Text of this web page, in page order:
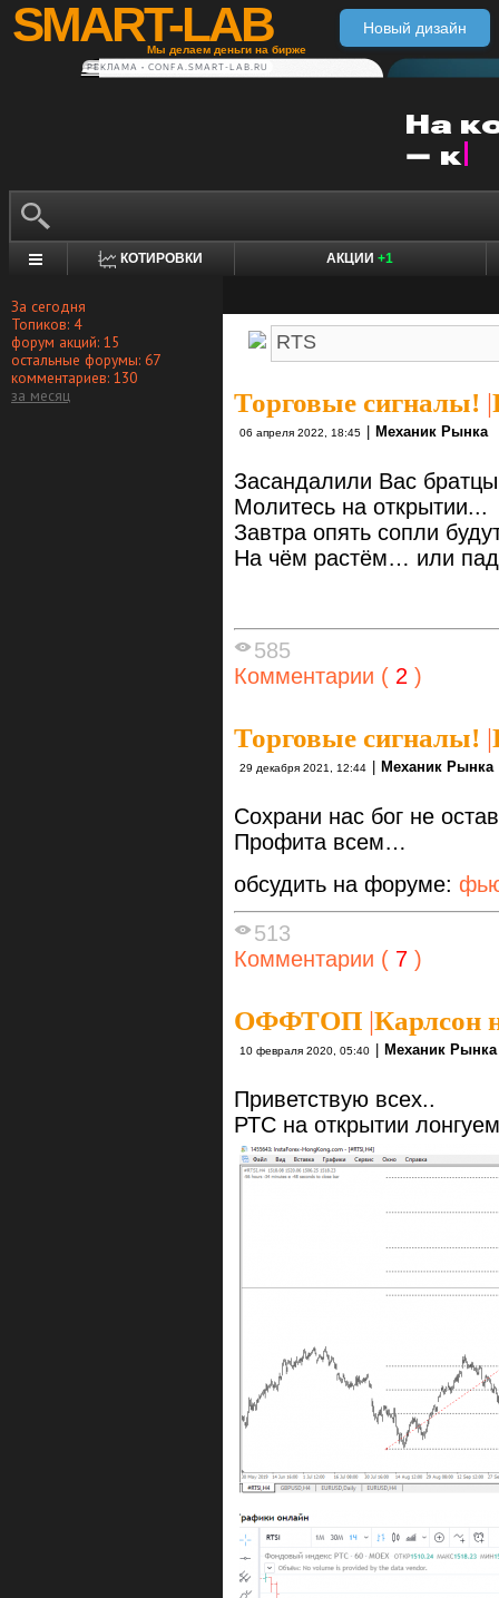
SMART-LAB
Мы делаем деньги на бирже
Новый дизайн
РЕКЛАМА • CONFA.SMART-LAB.RU
КОТИРОВКИ АКЦИИ +1
За сегодня
Топиков: 4
форум акций: 15
остальные форумы: 67
комментариев: 130
за месяц
Торговые сигналы! |
06 апреля 2022, 18:45 Механик Рынка
Засандалили Вас
Молитесь на открытии...
Завтра опять сопли
На чём растём… или
585
Комментарии ( 2 )
Торговые сигналы! |
29 декабря 2021, 12:44 | Механик Рынка
Сохрани нас бог не
Профита всем…
обсудить на форуме:
513
Комментарии ( 7 )
ОФФТОП |Карлсон
10 февраля 2020, 05:40 Механик Рынка
Приветствую всех..
РТС на открытии